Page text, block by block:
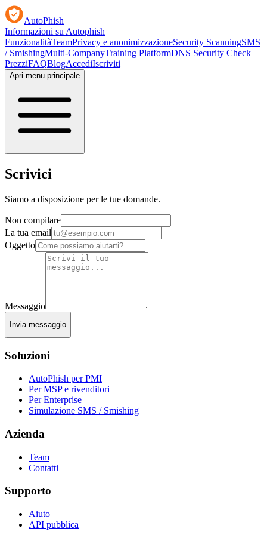
AutoPhish
Informazioni su Autophish
FunzionalitàTeamPrivacy e anonimizzazioneSecurity ScanningSMS
/ SmishingMulti-CompanyTraining PlatformDNS Security Check
PrezziFAQBlogAccediIscriviti
Apri menu principale
Scrivici
Siamo a disposizione per le tue domande.
Non compilare
La tua email
Oggetto
Messaggio
Invia messaggio
Soluzioni
AutoPhish per PMI
Per MSP e rivenditori
Per Enterprise
Simulazione SMS / Smishing
Azienda
Team
Contatti
Supporto
Aiuto
API pubblica